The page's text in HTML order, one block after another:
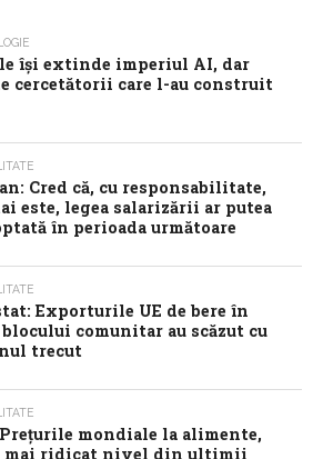
îşi extinde imperiul AI, dar
cercetătorii care l-au construit
Cred că, cu responsabilitate,
este, legea salarizării ar putea
în perioada următoare
Exporturile UE de bere în
blocului comunitar au scăzut cu
trecut
Prețurile mondiale la alimente,
mai ridicat nivel din ultimii